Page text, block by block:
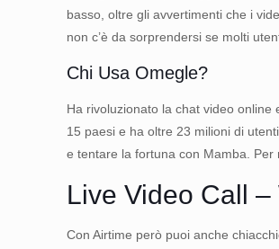
basso, oltre gli avvertimenti che i
non c’è da sorprendersi se molti
Chi Usa Omegle?
Ha rivoluzionato la chat video
15 paesi e ha oltre 23 milioni di
e tentare la fortuna con Mamba. Per
Live Video Call
Con Airtime però puoi anche